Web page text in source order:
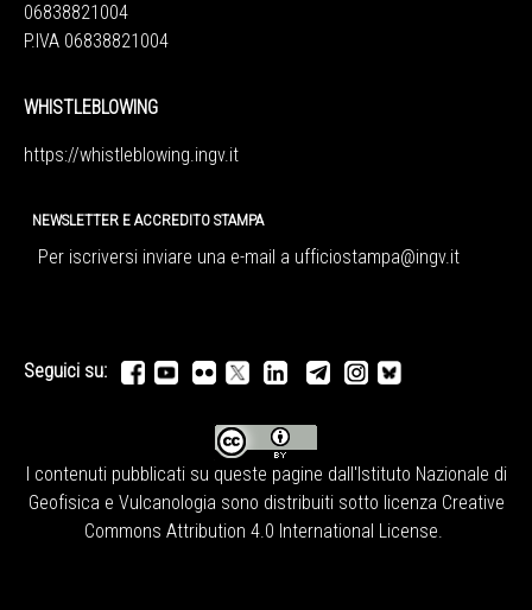
06838821004
P.IVA 06838821004
WHISTLEBLOWING
https://whistleblowing.ingv.it
NEWSLETTER E ACCREDITO STAMPA
Per iscriversi inviare una e-mail a ufficiostampa@ingv.it
Seguici su:
I contenuti pubblicati su queste pagine dall' Istituto Nazionale di
Geofisica e Vulcanologia sono distribuiti sotto licenza Creative
Commons Attribution 4.0 International License.